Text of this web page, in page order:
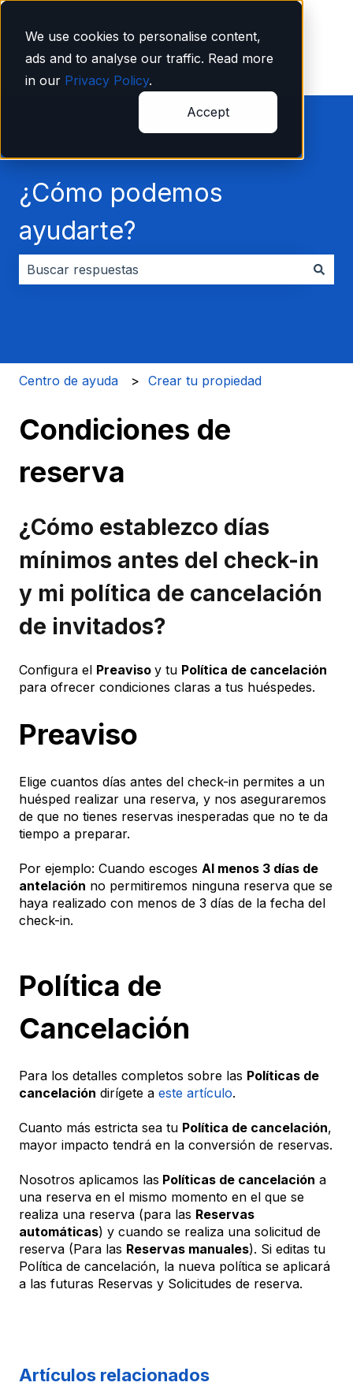
We use cookies to personalise content,
ads and to analyse our traffic. Read more
in our Privacy Policy.
Accept
¿Cómo podemos
ayudarte?
Centro de ayuda Crear tu propiedad
Condiciones de
reserva
¿Cómo establezco días
mínimos antes del check-in
y mi política de cancelación
de invitados?
Configura el Preaviso y tu Política de cancelación
para ofrecer condiciones claras a tus huéspedes.
Preaviso
Elige cuantos días antes del check-in permites a un
huésped realizar una reserva, y nos aseguraremos
de que no tienes reservas inesperadas que no te da
tiempo a preparar.
Por ejemplo: Cuando escoges Al menos 3 días de
antelación no permitiremos ninguna reserva que se
haya realizado con menos de 3 días de la fecha del
check-in.
Política de
Cancelación
Para los detalles completos sobre las Políticas de
cancelación dirígete a este artículo.
Cuanto más estricta sea tu Política de cancelación,
mayor impacto tendrá en la conversión de reservas.
Nosotros aplicamos las Políticas de cancelación a
una reserva en el mismo momento en el que se
realiza una reserva (para las Reservas
automáticas) y cuando se realiza una solicitud de
reserva (Para las Reservas manuales). Si editas tu
Política de cancelación, la nueva política se aplicará
a las futuras Reservas y Solicitudes de reserva.
Artículos relacionados